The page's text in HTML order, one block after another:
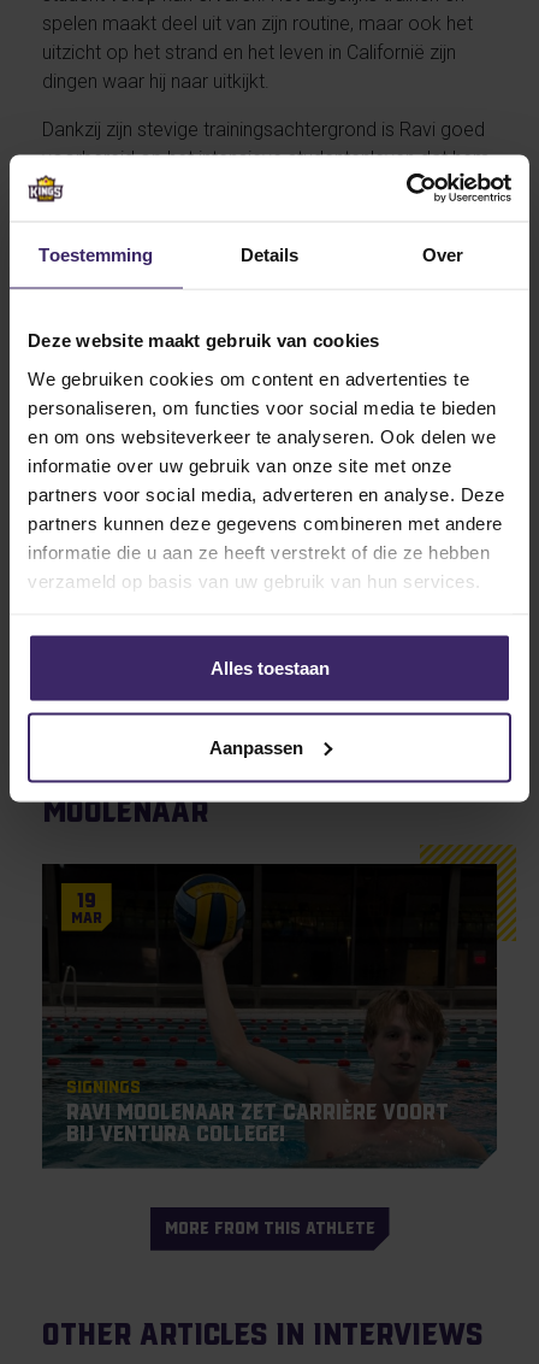
Toestemming Details Over
Deze website maakt gebruik van cookies
We gebruiken cookies om content en advertenties te
personaliseren, om functies voor social media te bieden
en om ons websiteverkeer te analyseren. Ook delen we
informatie over uw gebruik van onze site met onze
partners voor social media, adverteren en analyse. Deze
partners kunnen deze gegevens combineren met andere
informatie die u aan ze heeft verstrekt of die ze hebben
verzameld op basis van uw gebruik van hun services.
Alles toestaan
Aanpassen
spelen maakt deel uit van zijn routine, maar ook het
uitzicht op het strand en het leven in Californië zijn
dingen waar hij naar uitkijkt.
Dankzij zijn stevige trainingsachtergrond is Ravi goed
voorbereid op het intensieve studentenleven dat hem
te wachten staat. Zijn doelen zijn helder: genieten van
contacten leggen en vooral zoveel mogelijk ervaring
team, zich verder te ontwikkelen in het waterpolo en
gewoon in Amerika, California en heb ik veel
gewaterpolood, dan is voor mij het avontuur al
geslaagd.” Wij wensen Ravi veel succes en plezier bij
Ventura College!
Other articles from Ravi
Moolenaar
19
Mar
Signings
Ravi Moolenaar zet carrière voort
bij Ventura College!
MORE FROM THIS ATHLETE
Other articles in Interviews